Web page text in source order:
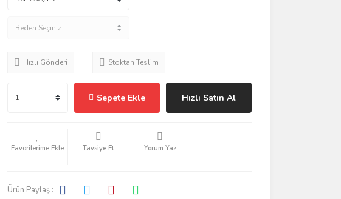
Hızlı Gönderi Stoktan Teslim
Sepete Ekle Hızlı Satın Al
Tavsiye Et Yorum Yaz
Ürün Paylaş :